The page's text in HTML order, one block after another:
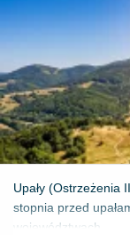
Upały (Ostrzeżenia
stopnia przed
województwach...